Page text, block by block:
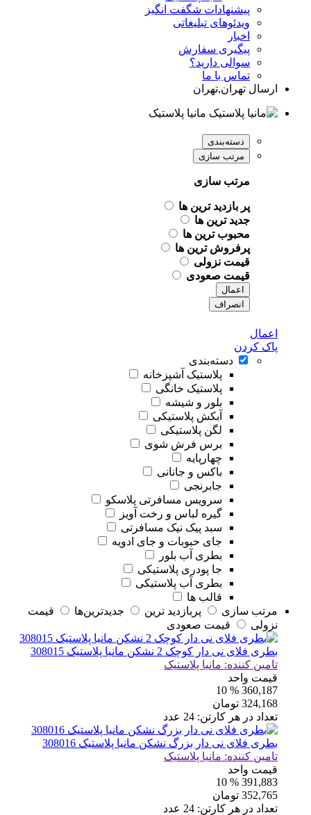
پیشنهادات شگفت انگیز
ویدئوهای تبلیغاتی
اخبار
پیگیری سفارش
سوالی دارید؟
تماس با ما
ارسال تهران,تهران
مانیا پلاستیک
دسته‌بندی
مرتب سازی
مرتب سازی
پر بازدید ترین ها
جدید ترین ها
محبوب ترین ها
پرفروش ترین ها
قیمت نزولی
قیمت صعودی
اعمال
انصراف
اعمال
پاک کردن
دسته‌بندی
پلاستیک آشپزخانه
پلاستیک خانگی
بلور و شیشه
آبکش پلاستیکی
لگن پلاستیکی
برس فرش شوی
چهارپایه
باکس و جانانی
جابرنجی
سرویس مسافرتی پلاسکو
گیره لباس و رخت آویز
سبد پیک نیک مسافرتی
جای حبوبات و جای ادویه
بطری آب بلور
جا پودری پلاستیکی
بطری آب پلاستیکی
قالب ها
مرتب سازی
پربازديد ترين جديدترين‌ها
قيمت
نزولی
قيمت صعودی
بطری فلای نی دار کوچک 2 نشکن مانیا پلاستیک 308015
تامین کننده: مانیا پلاستیک
قیمت واحد
360,187
% 10
324,168 تومان
تعداد در هر کارتن: 24 عدد
بطری فلای نی دار بزرگ نشکن مانیا پلاستیک 308016
تامین کننده: مانیا پلاستیک
قیمت واحد
391,883
% 10
352,765 تومان
تعداد در هر کارتن: 24 عدد